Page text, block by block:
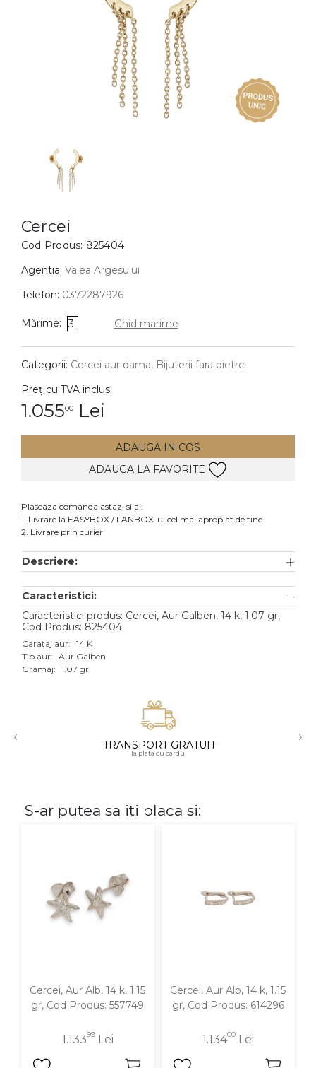
BIJUTERII COPII
Cercei
Bratari
Coliere
Lanturi
Pandantive
DIAMANTE Vezi toate
Cercei
Accesorii
Aur alb
Aur roz
Aur mixt
18K
Cercei
Cod Produs: 825404
Agentia: Valea Argesului
Telefon: 0372287926
Mărime: 3 Ghid marime
Categorii: Cercei aur dama, Bijuterii fara pietre
Preț cu TVA inclus:
1.05500 Lei
ADAUGA IN COS
ADAUGA LA FAVORITE
Plaseaza comanda astazi si ai:
1. Livrare la EASYBOX / FANBOX-ul cel mai apropiat de tine
2. Livrare prin curier
Descriere:
Caracteristici:
Caracteristici produs: Cercei, Aur Galben, 14 k, 1.07 gr,
Cod Produs: 825404
Carataj aur: 14 K
Tip aur: Aur Galben
Gramaj: 1.07 gr
‹ TRANSPORT GRATUIT
la plata cu cardul
›
S-ar putea sa iti placa si:
Cercei, Aur Alb, 14 k, 1.15
gr, Cod Produs: 557749
1.13399Lei
Cercei, Aur Alb, 14 k, 1.15
gr, Cod Produs: 614296
1.13400Lei